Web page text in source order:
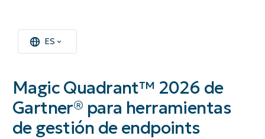
ES
Magic Quadrant™ 2026 de
Gartner® para herramientas
de gestión de endpoints